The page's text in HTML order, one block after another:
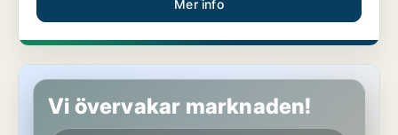
Mer info
Butikslokal på Södermalm
Vi övervakar marknaden!